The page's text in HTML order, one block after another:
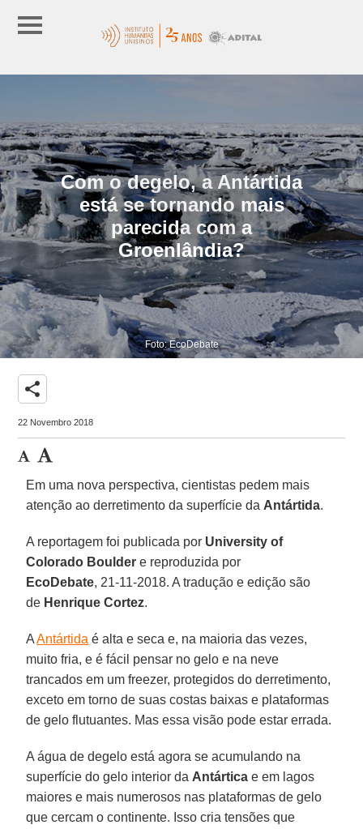
Com o degelo, a Antártida
está se tornando mais
parecida com a
Groenlândia?
Foto: EcoDebate
share
22 Novembro 2018
Em uma nova perspectiva, cientistas pedem mais
atenção ao derretimento da superfície da Antártida.
A reportagem foi publicada por University of
Colorado Bouldere reproduzida por
EcoDebate, 21-11-2018. A tradução e edição são
de Henrique Cortez.
AAntártida é alta e seca e, na maioria das vezes,
muito fria, e é fácil pensar no gelo e na neve
trancados em um freezer, protegidos do derretimento,
exceto em torno de suas costas baixas e plataformas
de gelo flutuantes. Mas essa visão pode estar errada.
A água de degelo está agora se acumulando na
superfície do gelo interior da Antártica e em lagos
maiores e mais numerosos nas plataformas de gelo
que cercam o continente. Isso cria tensões que